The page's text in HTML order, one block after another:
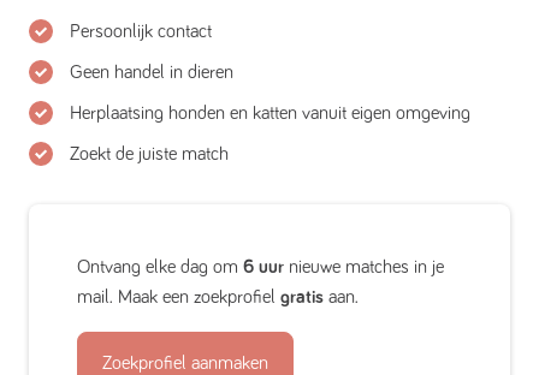
Persoonlijk contact
Geen handel in dieren
Herplaatsing honden en katten vanuit eigen omgeving
Zoekt de juiste match
Ontvang elke dag om 6 uur nieuwe matches in je
mail. Maak een zoekprofiel gratis aan.
Zoekprofiel aanmaken